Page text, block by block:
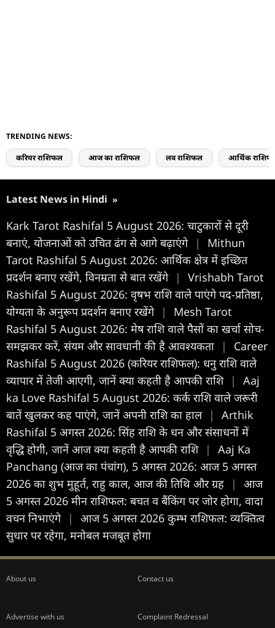
TRENDING NEWS:
करियर राशिफल आज का राशिफल लव राशिफल आर्थिक
Latest News in Hindi »
Kark Tarot Rashifal 5 August 2026: चाटुकारों से दूरी
बनाएं, योजनाओं को उचित ढंग से आगे बढ़ाएंगे |
Mithun
Tarot Rashifal 5 August 2026: आर्थिक क्षेत्र में इच्छित
प्रदर्शन बनाए रखेंगे, विनम्रता से बात रखेंगे |
Vrishabh Tarot
Rashifal 5 August 2026: वृषभ राशि वाले पाएंगे पद-प्रतिष्ठा,
योग्यता के अनुरूप प्रदर्शन बनाए रखेंगे |
Mesh Tarot
Rashifal 5 August 2026: मेष राशि वाले पैसों का खर्चा सोच-
समझकर करें, संयम और सावधानी की है आवश्यकता
|
Career
Rashifal 5 August 2026 (करियर राशिफल): धनु राशि वाले
व्यापार में तेजी आएगी, जानें क्या कहती है आपकी राशि |
Aaj
ka Love Rashifal 5 August 2026: कर्क राशि वाले जरूरी
बातें खुलकर कह पाएंगे, जानें अपनी राशि का हाल |
Arthik
Rashifal 5 अगस्त 2026: सिंह राशि के धन और संसाधनों में
वृद्धि होगी, जानें आज क्या कहती है आपकी राशि |
Aaj Ka
Panchang (आज का पंचांग), 5 अगस्त 2026: आज 5 अगस्त
2026 का शुभ मुहूर्त, राहु काल, आज की तिथि और ग्रह
|
आज
5 अगस्त 2026 मीन राशिफल: बचत व बैंकिंग पर जोर होगा, वादा
वचन निभाएंगे |
आज 5 अगस्त 2026 कुम्भ राशिफल: व्यक्तित्व
सुधार पर रहेगा, मनोबल मजबूत होगा
About us Contact us
Advertise with us Complaint Redressal